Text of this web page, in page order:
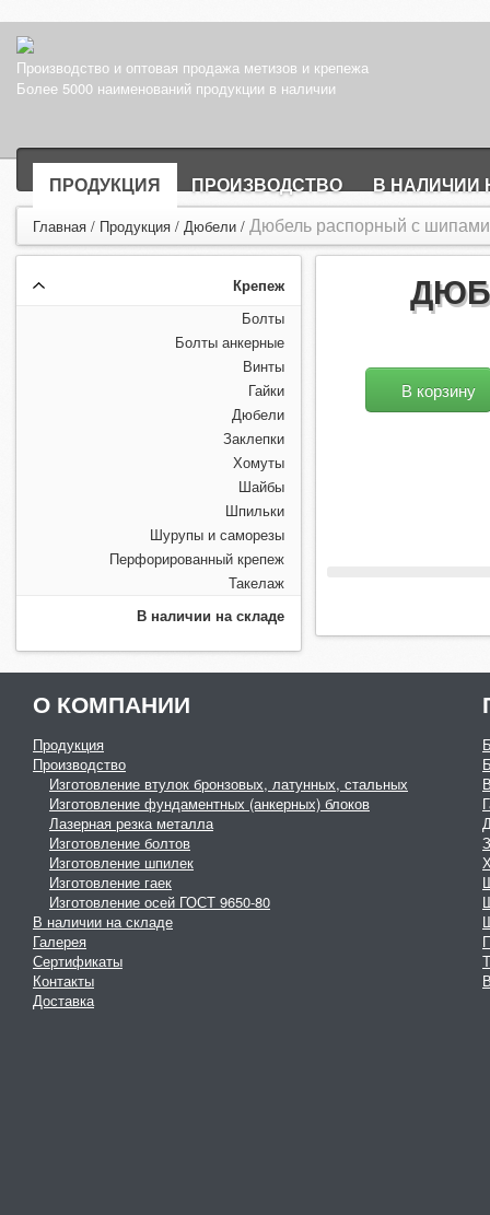
Производство и оптовая продажа метизов и крепежа
Более 5000 наименований продукции в наличии
ПРОДУКЦИЯ ПРОИЗВОДСТВО В НАЛИЧИИ
Главная / Продукция / Дюбели / Дюбель распорный с
Крепеж
Болты
Болты анкерные
Винты
Гайки
Дюбели
Заклепки
Хомуты
Шайбы
Шпильки
Шурупы и саморезы
Перфорированный крепеж
Такелаж
В наличии на складе
В корзину
О КОМПАНИИ
Продукция
Производство
Изготовление втулок бронзовых, латунных, стальных
Изготовление фундаментных (анкерных) блоков
Лазерная резка металла
Изготовление болтов
Изготовление шпилек
Изготовление гаек
Изготовление осей ГОСТ 9650-80
В наличии на складе
Галерея
Сертификаты
Контакты
Доставка